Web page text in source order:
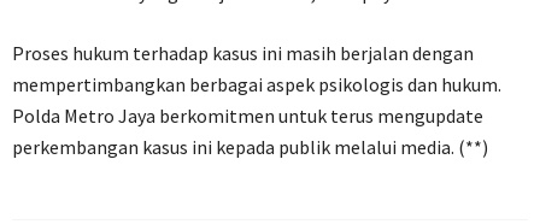
Proses hukum terhadap kasus ini masih berjalan dengan
mempertimbangkan berbagai aspek psikologis dan hukum.
Polda Metro Jaya berkomitmen untuk terus mengupdate
perkembangan kasus ini kepada publik melalui media. (**)